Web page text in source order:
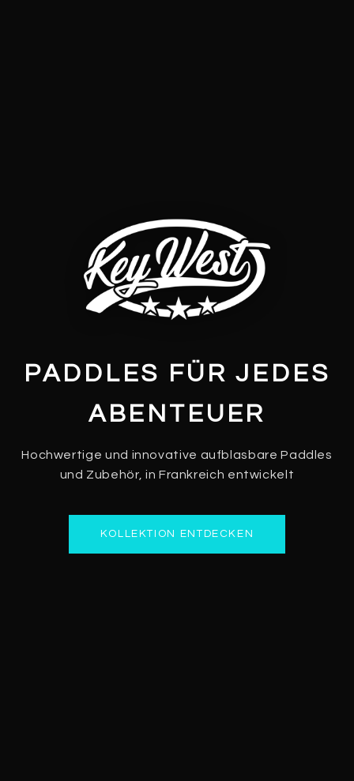
PADDLES FÜR JEDES
ABENTEUER
Hochwertige und innovative aufblasbare Paddles
und Zubehör, in Frankreich entwickelt
KOLLEKTION ENTDECKEN